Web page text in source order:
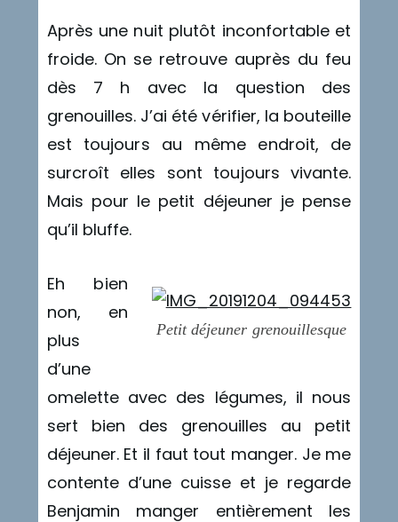
Après une nuit plutôt inconfortable et
froide. On se retrouve auprès du feu
dès 7 h avec la question des
grenouilles. J’ai été vérifier, la bouteille
est toujours au même endroit, de
surcroît elles sont toujours vivante.
Mais pour le petit déjeuner je pense
qu’il bluffe.
Petit déjeuner grenouillesque
Eh bien
non, en
plus
d’une
omelette avec des légumes, il nous
sert bien des grenouilles au petit
déjeuner. Et il faut tout manger. Je me
contente d’une cuisse et je regarde
Benjamin manger entièrement les